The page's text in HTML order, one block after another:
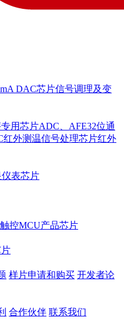
DAC芯片信号调理及变
专用芯片ADC、AFE32位通
红外测温信号处理芯片红外
表芯片
控MCU产品芯片
样片申请和购买 开发者论
合作伙伴 联系我们